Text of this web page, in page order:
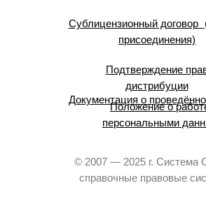
Сублицензионный договор
присоединения)
Подтверждение
дистрибуции
Документация о
Положение о
персональными
© 2007 — 2025 г. Система
справочные правовые